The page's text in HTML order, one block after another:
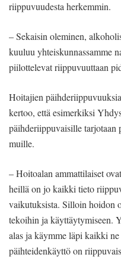
riippuvuudesta herkemmin.
– Sekaisin oleminen,
kuuluu yhteiskunnassamme
piilottelevat riippuvuuttaan
Hoitajien
kertoo, että esimerkiksi
päihderiippuvaisille
muille.
– Hoitoalan ammattilaiset
heillä on jo kaikki tieto
vaikutuksista. Silloin hoidon
tekoihin ja käyttäytymiseen.
alas ja käymme läpi kaikki
päihteidenkäyttö on